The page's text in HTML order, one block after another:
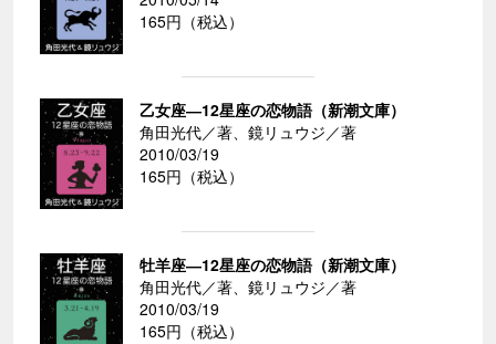
165円（税込）
乙女座―12星座の恋物語（新潮文庫）
角田光代／著、鏡リュウジ／著
2010/03/19
165円（税込）
牡羊座―12星座の恋物語（新潮文庫）
角田光代／著、鏡リュウジ／著
2010/03/19
165円（税込）